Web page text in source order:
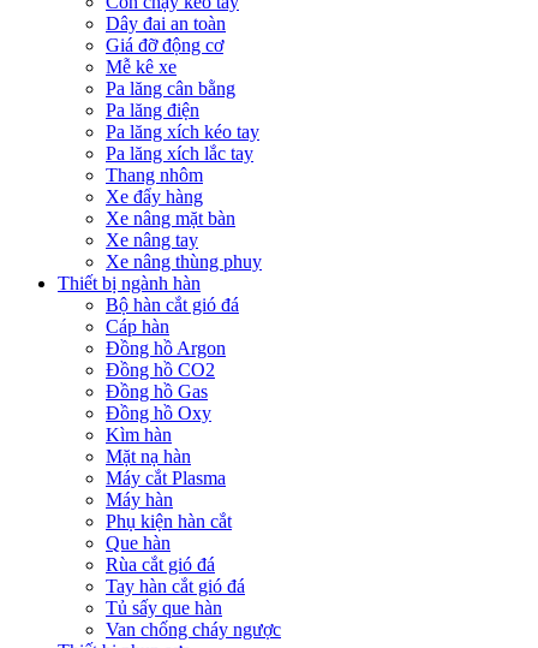
Dây đai an toàn
Giá đỡ động cơ
Mễ kê xe
Pa lăng cân bằng
Pa lăng điện
Pa lăng xích kéo tay
Pa lăng xích lắc tay
Thang nhôm
Xe đẩy hàng
Xe nâng mặt bàn
Xe nâng tay
Xe nâng thùng phuy
Thiết bị ngành hàn
Bộ hàn cắt gió đá
Cáp hàn
Đồng hồ Argon
Đồng hồ CO2
Đồng hồ Gas
Đồng hồ Oxy
Kìm hàn
Mặt nạ hàn
Máy cắt Plasma
Máy hàn
Phụ kiện hàn cắt
Que hàn
Rùa cắt gió đá
Tay hàn cắt gió đá
Tủ sấy que hàn
Van chống cháy ngược